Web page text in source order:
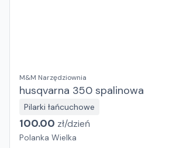
M&M Narzędziownia
husqvarna 350 spalinowa
Pilarki łańcuchowe
100.00 zł/dzień
Polanka Wielka